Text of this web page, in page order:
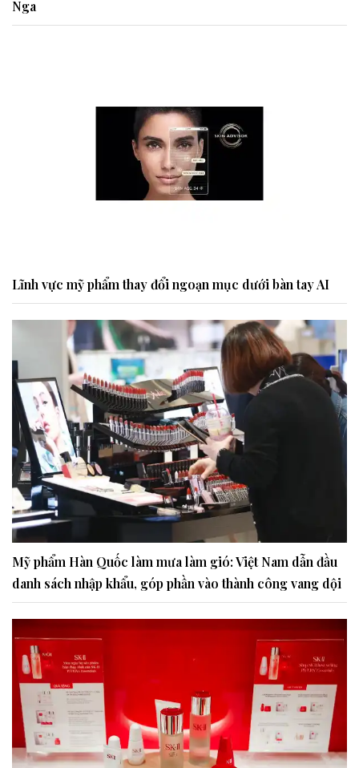
Nga
Lĩnh vực mỹ phẩm thay đổi ngoạn mục dưới bàn tay AI
Mỹ phẩm Hàn Quốc làm mưa làm gió: Việt Nam dẫn đầu
danh sách nhập khẩu, góp phần vào thành công vang dội